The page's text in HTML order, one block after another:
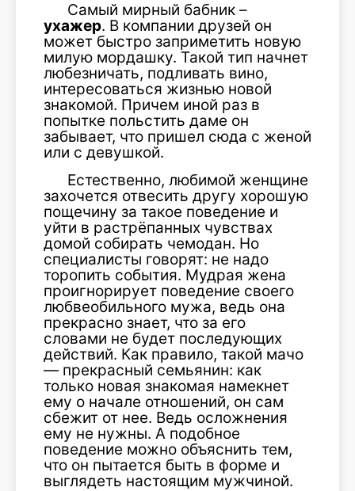
Самый мирный бабник –
ухажер. В компании друзей он
может быстро заприметить новую
милую мордашку. Такой тип начнет
любезничать, подливать вино,
интересоваться жизнью новой
знакомой. Причем иной раз в
попытке польстить даме он
забывает, что пришел сюда с женой
или с девушкой.
Естественно, любимой женщине
захочется отвесить другу хорошую
пощечину за такое поведение и
уйти в растрёпанных чувствах
домой собирать чемодан. Но
специалисты говорят: не надо
торопить события. Мудрая жена
проигнорирует поведение своего
любвеобильного мужа, ведь она
прекрасно знает, что за его
словами не будет последующих
действий. Как правило, такой мачо
— прекрасный семьянин: как
только новая знакомая намекнет
ему о начале отношений, он сам
сбежит от нее. Ведь осложнения
ему не нужны. А подобное
поведение можно объяснить тем,
что он пытается быть в форме и
выглядеть настоящим мужчиной.